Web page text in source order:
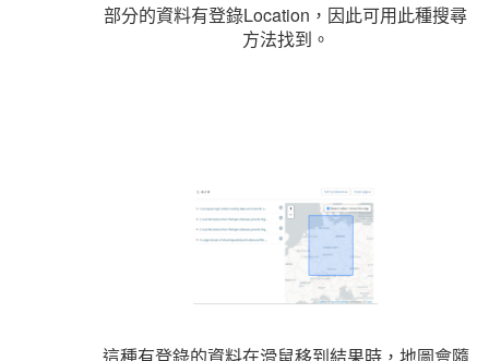
部分的資料有登錄Location，因此可用此種搜尋
方法找到。